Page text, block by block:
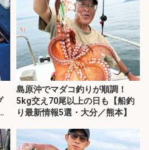
島原沖でマダコ釣りが順調！
5kg交え70尾以上の日も【船釣
り最新情報5選・大分／熊本】